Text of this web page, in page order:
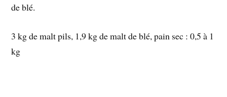
de blé.
3 kg de malt pils, 1,9 kg de malt de blé, pain sec : 0,5 à 1
kg